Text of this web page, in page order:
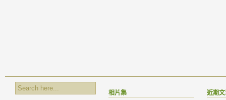
相片集
近期